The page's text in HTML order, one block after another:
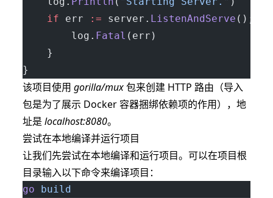
	if
err := server. ListenAndServe ();
		log.
Fatal (err)
	}
}
该项目使用gorilla/mux包来创建 HTTP 路由（导入
包是为了展示 Docker 容器捆绑依赖项的作用），地
址是localhost:8080。
尝试在本地编译并运行项目
让我们先尝试在本地编译和运行项目。可以在项目根
目录输入以下命令来编译项目：
go build